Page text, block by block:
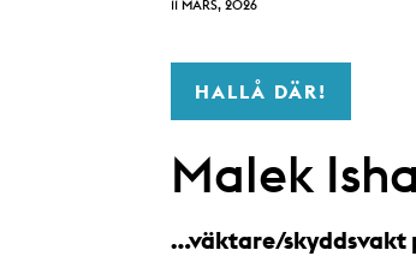
11 MARS, 2026
HALLÅ DÄR!
Malek
…väktare/skyddsvakt